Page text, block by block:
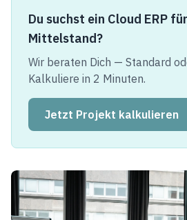
Du suchst ein Cloud ERP
Mittelstand?
Wir beraten Dich — Standard
Kalkuliere in 2 Minuten.
Jetzt Projekt kalkulieren